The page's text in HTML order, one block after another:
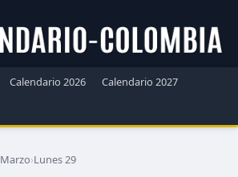
Calendario 2026
Calendario 2027
Marzo›Lunes 29